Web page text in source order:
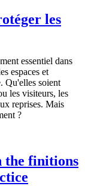
les
essentiel dans
espaces et
Qu'elles soient
les visiteurs, les
reprises. Mais
?
the finitions